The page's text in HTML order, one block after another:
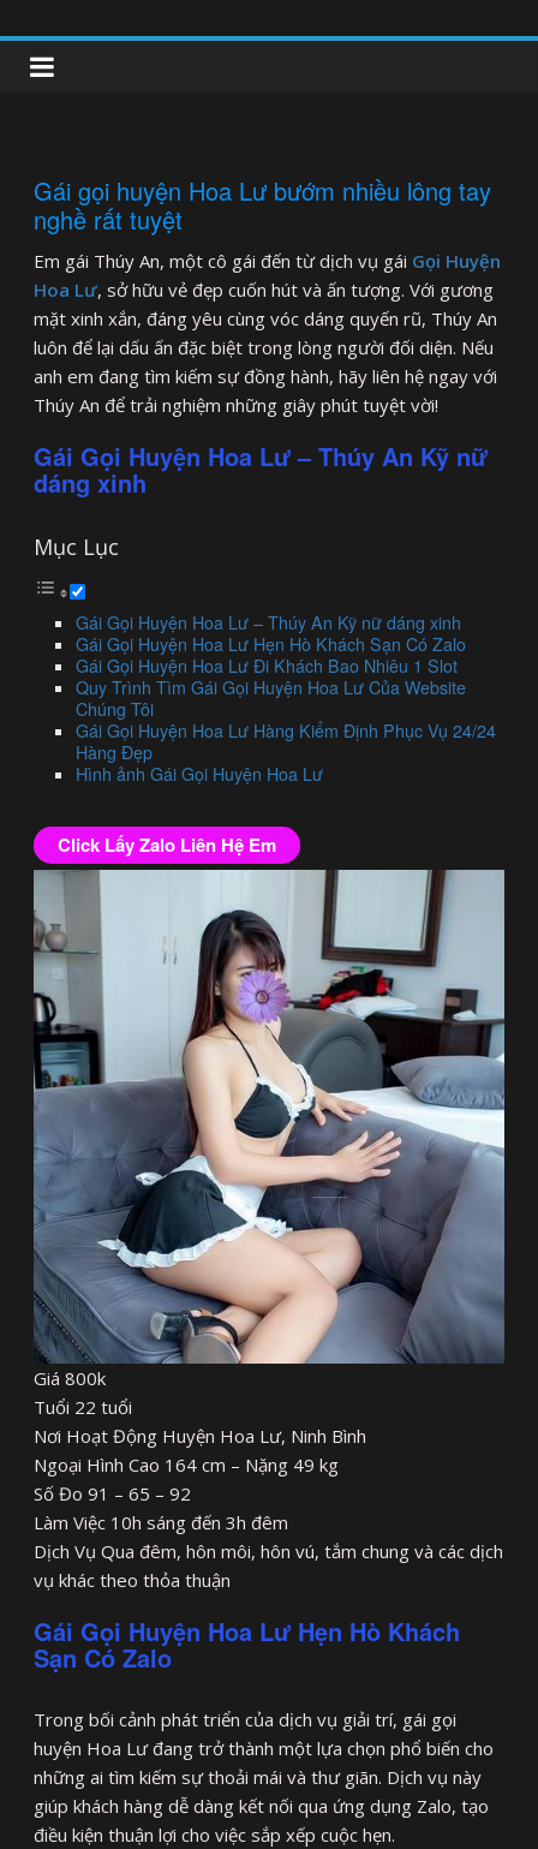
to
content
clipnonglive.com
Gái gọi huyện Hoa Lư bướm nhiều lông tay
nghề rất tuyệt
Em gái Thúy An, một cô gái đến từ dịch vụ gái Gọi Huyện
Hoa Lư, sở hữu vẻ đẹp cuốn hút và ấn tượng. Với gương
mặt xinh xắn, đáng yêu cùng vóc dáng quyến rũ, Thúy An
luôn để lại dấu ấn đặc biệt trong lòng người đối diện. Nếu
anh em đang tìm kiếm sự đồng hành, hãy liên hệ ngay với
Thúy An để trải nghiệm những giây phút tuyệt vời!
Gái Gọi Huyện Hoa Lư – Thúy An Kỹ nữ
dáng xinh
Mục Lục
Gái Gọi Huyện Hoa Lư – Thúy An Kỹ nữ dáng xinh
Gái Gọi Huyện Hoa Lư Hẹn Hò Khách Sạn Có Zalo
Gái Gọi Huyện Hoa Lư Đi Khách Bao Nhiêu 1 Slot
Quy Trình Tìm Gái Gọi Huyện Hoa Lư Của Website
Chúng Tôi
Gái Gọi Huyện Hoa Lư Hàng Kiểm Định Phục Vụ 24/24
Hàng Đẹp
Hình ảnh Gái Gọi Huyện Hoa Lư
Click Lấy Zalo Liên Hệ Em
Giá 800k
Tuổi 22 tuổi
Nơi Hoạt Động Huyện Hoa Lư, Ninh Bình
Ngoại Hình Cao 164 cm – Nặng 49 kg
Số Đo 91 – 65 – 92
Làm Việc 10h sáng đến 3h đêm
Dịch Vụ Qua đêm, hôn môi, hôn vú, tắm chung và các dịch
vụ khác theo thỏa thuận
Gái Gọi Huyện Hoa Lư Hẹn Hò Khách
Sạn Có Zalo
Trong bối cảnh phát triển của dịch vụ giải trí, gái gọi
huyện Hoa Lư đang trở thành một lựa chọn phổ biến cho
những ai tìm kiếm sự thoải mái và thư giãn. Dịch vụ này
giúp khách hàng dễ dàng kết nối qua ứng dụng Zalo, tạo
điều kiện thuận lợi cho việc sắp xếp cuộc hẹn.